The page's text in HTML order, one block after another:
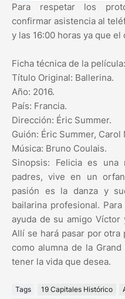
Para respetar los
confirmar asistencia al
y las 16:00 horas ya que
Ficha técnica de la película:
Título Original: Ballerina.
Año: 2016.
País: Francia.
Dirección: Éric Summer.
Guión: Éric Summer,
Música: Bruno Coulais.
Sinopsis: Felicia es
padres, vive en un
pasión es la danza y
bailarina profesional.
ayuda de su amigo Víctor
Allí se hará pasar por
como alumna de la
tener la vida que desea.
Tags 19 Capitales Histórico